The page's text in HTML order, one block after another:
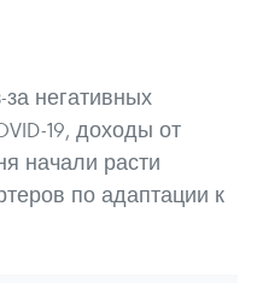
негативных
19, доходы от
начали расти
по адаптации к